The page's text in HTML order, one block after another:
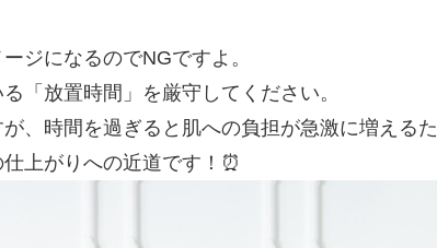
ジになるのでNGですよ。
「放置時間」を厳守してください。
、時間を過ぎると肌への負担が急激に増えるた
上がりへの近道です！⏰